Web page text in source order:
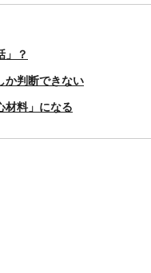
」？
か判断できない
材料」になる